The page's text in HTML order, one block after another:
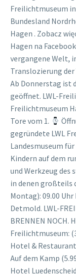
Freilichtmuseum
Bundesland
Hagen . Zobacz
Hagen na
vergangene Welt,
Translozierung der
Ab Donnerstag ist
geöffnet. LWL-
Freilichtmuseum
Tore vom 1.
gegründete LWL
Landesmuseum
Kindern auf dem
und Werkzeug des
in denen großteils
Montag): 09.00
Detmold. LWL-
BRENNEN NOCH.
Freilichtmuseum:
Hotel &
Auf dem Kamp
Hotel